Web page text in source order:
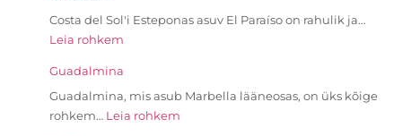
Costa del Sol'i Esteponas asuv El Paraíso on rahulik ja…
Leia rohkem
Guadalmina
Guadalmina, mis asub Marbella lääneosas, on üks kõige
rohkem… Leia rohkem